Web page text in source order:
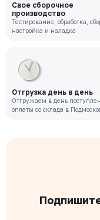
Свое сборочное
производство
Тестирование, обработка,
настройка и наладка
Отгрузка день в день
Отгружаем в день
оплаты со склада в